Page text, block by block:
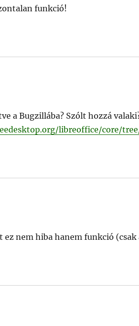
funkció!
a Bugzillába? Szólt hozzá
libreoffice/core/
ez nem hiba hanem funkció